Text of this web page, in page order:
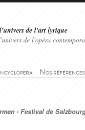
de l'art lyrique
de l'opéra
Nos références
- Festival de